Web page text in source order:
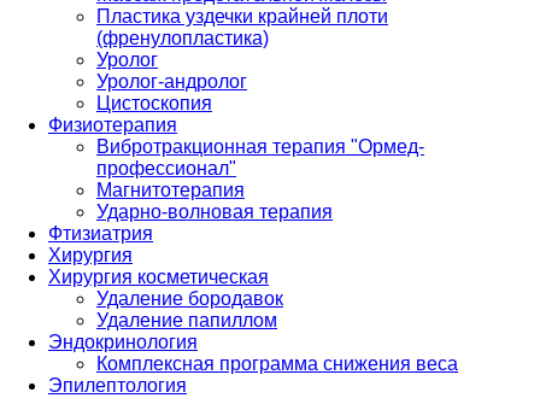
Пластика уздечки крайней плоти
(френулопластика)
Уролог
Уролог-андролог
Цистоскопия
Физиотерапия
Вибротракционная терапия "Ормед-
профессионал"
Магнитотерапия
Ударно-волновая терапия
Фтизиатрия
Хирургия
Хирургия косметическая
Удаление бородавок
Удаление папиллом
Эндокринология
Комплексная программа снижения веса
Эпилептология